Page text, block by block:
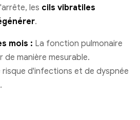
les cils vibratiles
.
mois : La fonction pulmonaire
de manière mesurable.
risque d'infections et de dyspnée